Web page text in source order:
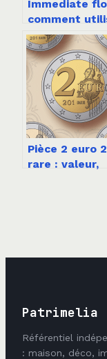
Immediate
comment
ce concept
performer au
travail
Pièce 2 euro
rare : valeur,
Patrimelia
Référentiel
: maison, déco,